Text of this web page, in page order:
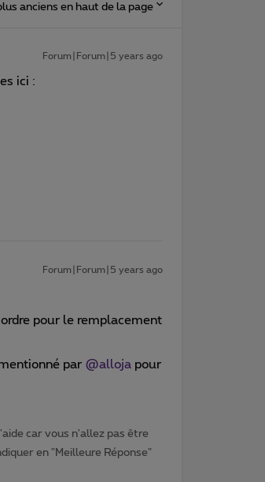
anciens en haut de la page
Forum|Forum|5 years ago
ici :
Forum|Forum|5 years ago
pour le remplacement
par @alloja pour
car vous n'allez pas être
en "Meilleure Réponse"